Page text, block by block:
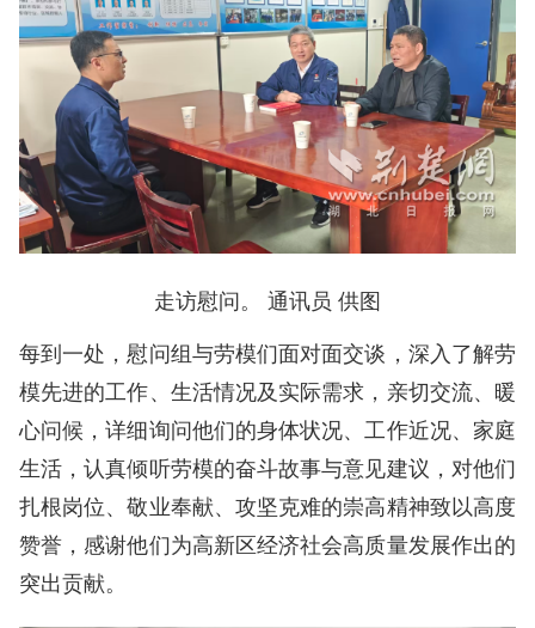
走访慰问。 通讯员 供图
每到一处，慰问组与劳模们面对面交谈，深入了解劳
模先进的工作、生活情况及实际需求，亲切交流、暖
心问候，详细询问他们的身体状况、工作近况、家庭
生活，认真倾听劳模的奋斗故事与意见建议，对他们
扎根岗位、敬业奉献、攻坚克难的崇高精神致以高度
赞誉，感谢他们为高新区经济社会高质量发展作出的
突出贡献。